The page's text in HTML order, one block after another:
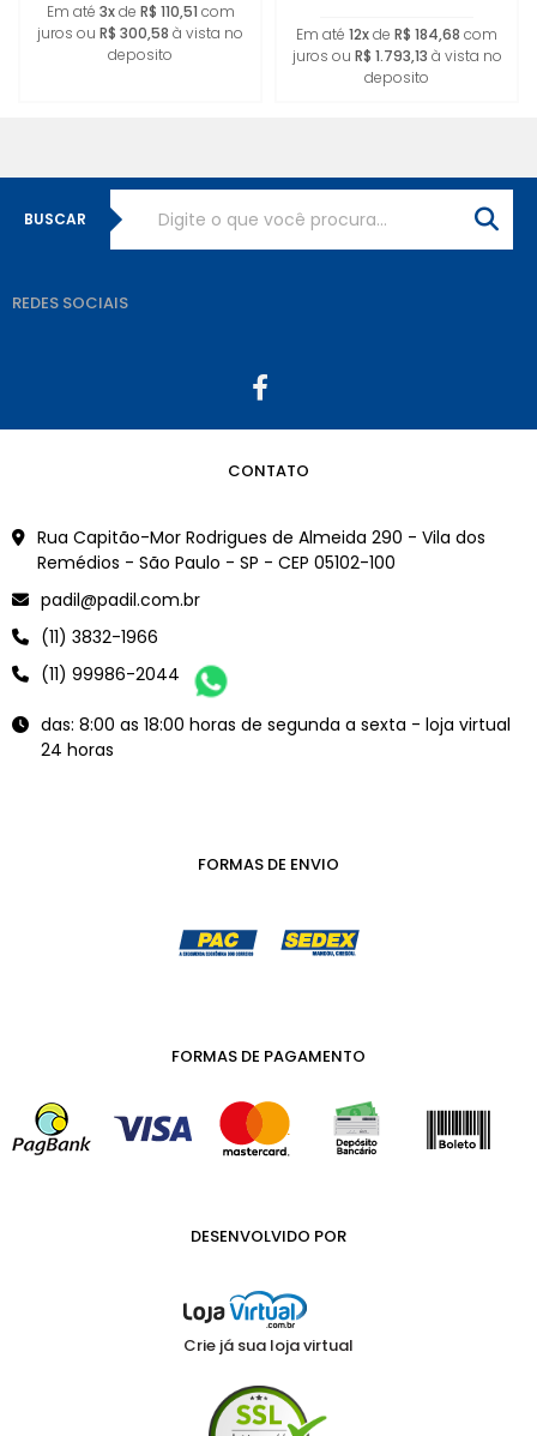
Em até 3xde R$ 110,51 com
juros ou R$ 300,58 à vista no
deposito
Em até 12xde R$ 184,68 com
juros ou R$ 1.793,13 à vista no
deposito
BUSCAR
REDES SOCIAIS
CONTATO
Rua Capitão-Mor Rodrigues de Almeida 290 - Vila dos
Remédios - São Paulo - SP - CEP 05102-100
padil@padil.com.br
(11) 3832-1966
(11) 99986-2044
das: 8:00 as 18:00 horas de segunda a sexta - loja virtual
24 horas
FORMAS DE ENVIO
FORMAS DE PAGAMENTO
DESENVOLVIDO POR
Crie já sua loja virtual